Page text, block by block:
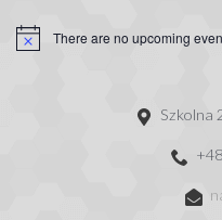
There are no upcoming
Szkolna